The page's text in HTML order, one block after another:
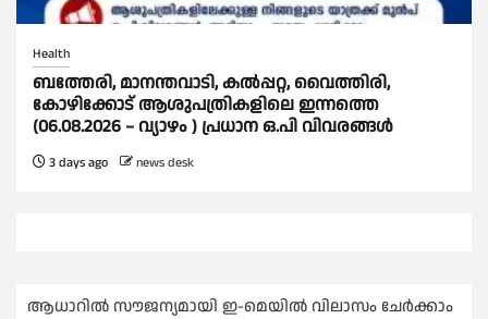
Health
ബത്തേരി, മാനന്തവാടി, കൽപ്പറ്റ, വൈത്തിരി,
കോഴിക്കോട് ആശുപത്രികളിലെ ഇന്നത്തെ
(06.08.2026 – വ്യാഴം ) പ്രധാന ഒ.പി വിവരങ്ങൾ
3 days ago news desk
ആധാറിൽ സൗജന്യമായി ഇ-മെയിൽ വിലാസം ചേർക്കാം